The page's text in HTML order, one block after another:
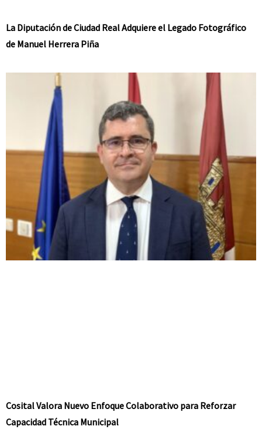
La Diputación de Ciudad Real Adquiere el Legado Fotográfico
de Manuel Herrera Piña
Cosital Valora Nuevo Enfoque Colaborativo para Reforzar
Capacidad Técnica Municipal